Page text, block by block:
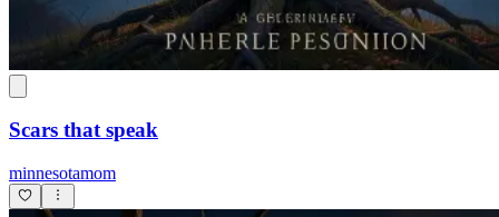
Scars that speak
minnesotamom